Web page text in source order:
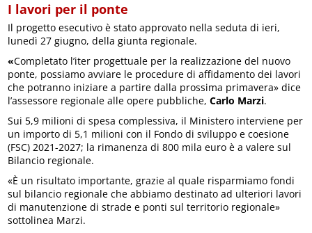
I lavori per il ponte
Il progetto esecutivo è stato approvato nella seduta di ieri,
lunedì 27 giugno, della giunta regionale.
«Completato l’iter progettuale per la realizzazione del nuovo
ponte, possiamo avviare le procedure di affidamento dei lavori
che potranno iniziare a partire dalla prossima primavera» dice
l’assessore regionale alle opere pubbliche, Carlo Marzi.
Sui 5,9 milioni di spesa complessiva, il Ministero interviene per
un importo di 5,1 milioni con il Fondo di sviluppo e coesione
(FSC) 2021-2027; la rimanenza di 800 mila euro è a valere sul
Bilancio regionale.
«È un risultato importante, grazie al quale risparmiamo fondi
sul bilancio regionale che abbiamo destinato ad ulteriori lavori
di manutenzione di strade e ponti sul territorio regionale»
sottolinea Marzi.